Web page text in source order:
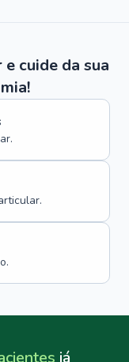
cuide da sua
já